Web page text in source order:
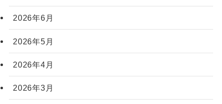
2026年6月
2026年5月
2026年4月
2026年3月